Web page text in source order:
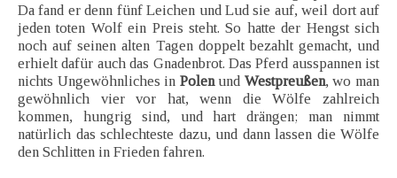
Da fand er denn fünf Leichen und Lud sie auf, weil dort auf
jeden toten Wolf ein Preis steht. So hatte der Hengst sich
noch auf seinen alten Tagen doppelt bezahlt gemacht, und
erhielt dafür auch das Gnadenbrot. Das Pferd ausspannen ist
nichts Ungewöhnliches in Polenund Westpreußen, wo man
gewöhnlich vier vor hat, wenn die Wölfe zahlreich
kommen, hungrig sind, und hart drängen; man nimmt
natürlich das schlechteste dazu, und dann lassen die Wölfe
den Schlitten in Frieden fahren.